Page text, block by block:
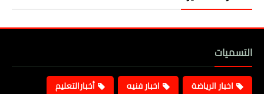
التسميات
اخبار الرياضة اخبار فنيه
أخبارالتعليم